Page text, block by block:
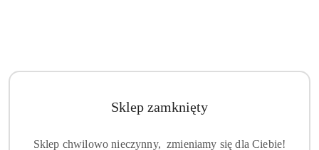
Sklep zamknięty
Sklep chwilowo nieczynny, zmieniamy się dla Ciebie!